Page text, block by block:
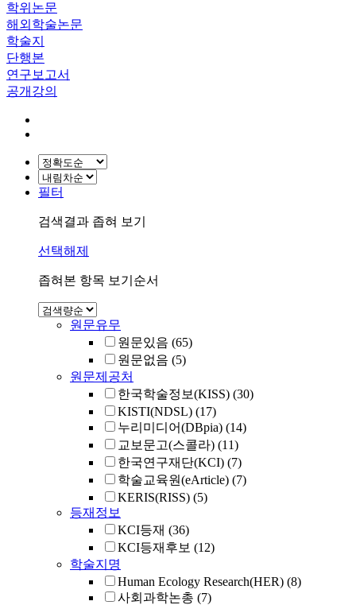
학위논문
해외학술논문
학술지
단행본
연구보고서
공개강의
필터
검색결과 좁혀 보기
선택해제
좁혀본 항목 보기순서
원문유무
원문있음 (65)
원문없음 (5)
원문제공처
한국학술정보(KISS) (30)
KISTI(NDSL) (17)
누리미디어(DBpia) (14)
교보문고(스콜라) (11)
한국연구재단(KCI) (7)
학술교육원(eArticle) (7)
KERIS(RISS) (5)
등재정보
KCI등재 (36)
KCI등재후보 (12)
학술지명
Human Ecology Research(HER) (8)
사회과학논총 (7)